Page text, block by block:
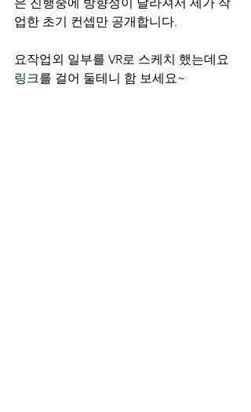
업한 초기 컨셉만 공개합니다.
요작업외 일부를 VR로 스케치 했는데요
링크를 걸어 둘테니 함 보세요~